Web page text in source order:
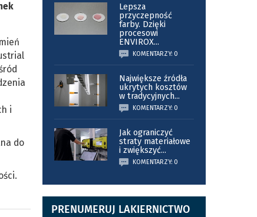
i
do
Lepsza
przyczepność
farby. Dzięki
procesowi
ENVIROX...
KOMENTARZY: 0
Największe źródła
ukrytych kosztów
w tradycyjnych...
KOMENTARZY: 0
Jak ograniczyć
straty materiałowe
i zwiększyć...
KOMENTARZY: 0
PRENUMERUJ LAKIERNICTWO